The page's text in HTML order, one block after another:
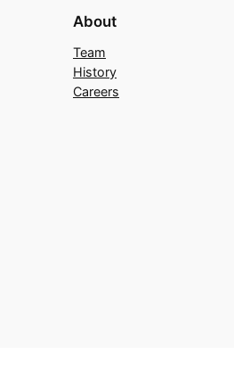
About
Team
History
Careers